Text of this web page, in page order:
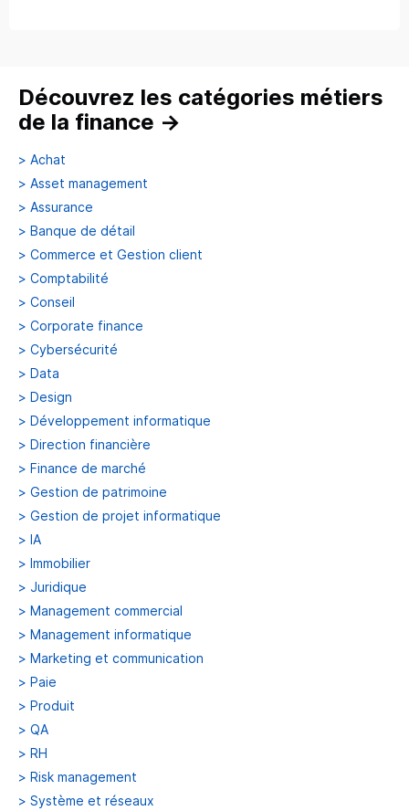
Découvrez les catégories métiers
de la finance →
> Achat
> Asset management
> Assurance
> Banque de détail
> Commerce et Gestion client
> Comptabilité
> Conseil
> Corporate finance
> Cybersécurité
> Data
> Design
> Développement informatique
> Direction financière
> Finance de marché
> Gestion de patrimoine
> Gestion de projet informatique
> IA
> Immobilier
> Juridique
> Management commercial
> Management informatique
> Marketing et communication
> Paie
> Produit
> QA
> RH
> Risk management
> Système et réseaux